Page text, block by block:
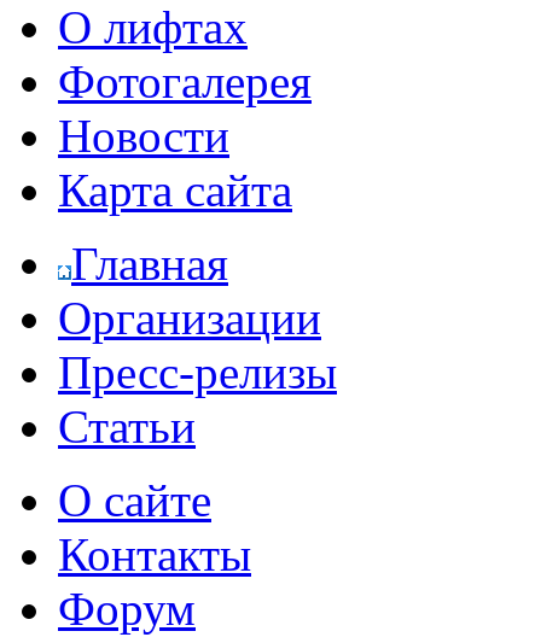
О лифтах
Фотогалерея
Новости
Карта сайта
Главная
Организации
Пресс-релизы
Статьи
О сайте
Контакты
Форум